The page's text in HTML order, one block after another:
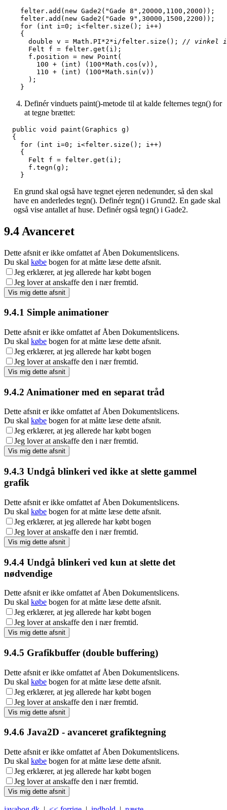
    felter.add(new Gade2("Gade 8",20000,1100,2000));
    felter.add(new Gade2("Gade 9",30000,1500,2200));
    for (int i=0; i<felter.size(); i++)
    {
      double v = Math.PI*2*i/felter.size();
// vinkel i
      Felt f = felter.get(i);
      f.position = new Point(
        100 + (int) (100*Math.cos(v)),
        110 + (int) (100*Math.sin(v))
      );
    }
Definér vinduets paint()-metode til at kalde felternes tegn() for
at tegne brættet:
  public void paint(Graphics g)
  {
    for (int i=0; i<felter.size(); i++)
    {
      Felt f = felter.get(i);
      f.tegn(g);
    }
En grund skal også have tegnet ejeren nedenunder, så den skal
have en anderledes tegn(). Definér tegn() i Grund2. En gade skal
også vise antallet af huse. Definér også tegn() i Gade2.
9.4 Avanceret
Dette afsnit er ikke omfattet af Åben Dokumentslicens.
Du skal købe bogen for at måtte læse dette afsnit.
Jeg erklærer, at jeg allerede har købt bogen
Jeg lover at anskaffe den i nær fremtid.
9.4.1 Simple animationer
Dette afsnit er ikke omfattet af Åben Dokumentslicens.
Du skal købe bogen for at måtte læse dette afsnit.
Jeg erklærer, at jeg allerede har købt bogen
Jeg lover at anskaffe den i nær fremtid.
9.4.2 Animationer med en separat tråd
Dette afsnit er ikke omfattet af Åben Dokumentslicens.
Du skal købe bogen for at måtte læse dette afsnit.
Jeg erklærer, at jeg allerede har købt bogen
Jeg lover at anskaffe den i nær fremtid.
9.4.3 Undgå blinkeri ved ikke at slette gammel
grafik
Dette afsnit er ikke omfattet af Åben Dokumentslicens.
Du skal købe bogen for at måtte læse dette afsnit.
Jeg erklærer, at jeg allerede har købt bogen
Jeg lover at anskaffe den i nær fremtid.
9.4.4 Undgå blinkeri ved kun at slette det
nødvendige
Dette afsnit er ikke omfattet af Åben Dokumentslicens.
Du skal købe bogen for at måtte læse dette afsnit.
Jeg erklærer, at jeg allerede har købt bogen
Jeg lover at anskaffe den i nær fremtid.
9.4.5 Grafikbuffer (double buffering)
Dette afsnit er ikke omfattet af Åben Dokumentslicens.
Du skal købe bogen for at måtte læse dette afsnit.
Jeg erklærer, at jeg allerede har købt bogen
Jeg lover at anskaffe den i nær fremtid.
9.4.6 Java2D - avanceret grafiktegning
Dette afsnit er ikke omfattet af Åben Dokumentslicens.
Du skal købe bogen for at måtte læse dette afsnit.
Jeg erklærer, at jeg allerede har købt bogen
Jeg lover at anskaffe den i nær fremtid.